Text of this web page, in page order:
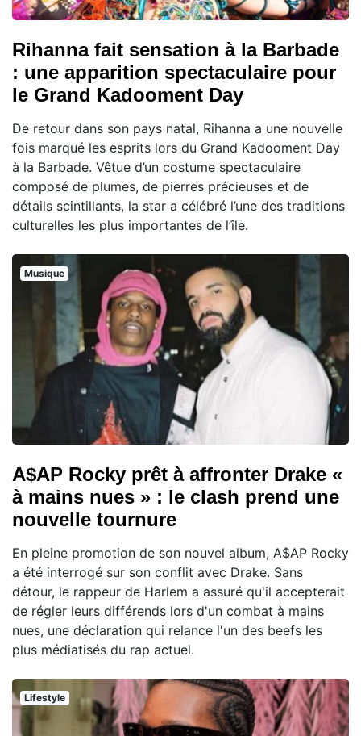
Rihanna fait sensation à la Barbade
: une apparition spectaculaire pour
le Grand Kadooment Day
De retour dans son pays natal, Rihanna a une nouvelle
fois marqué les esprits lors du Grand Kadooment Day
à la Barbade. Vêtue d’un costume spectaculaire
composé de plumes, de pierres précieuses et de
détails scintillants, la star a célébré l’une des traditions
culturelles les plus importantes de l’île.
Musique
A$AP Rocky prêt à affronter Drake «
à mains nues » : le clash prend une
nouvelle tournure
En pleine promotion de son nouvel album, A$AP Rocky
a été interrogé sur son conflit avec Drake. Sans
détour, le rappeur de Harlem a assuré qu'il accepterait
de régler leurs différends lors d'un combat à mains
nues, une déclaration qui relance l'un des beefs les
plus médiatisés du rap actuel.
Lifestyle